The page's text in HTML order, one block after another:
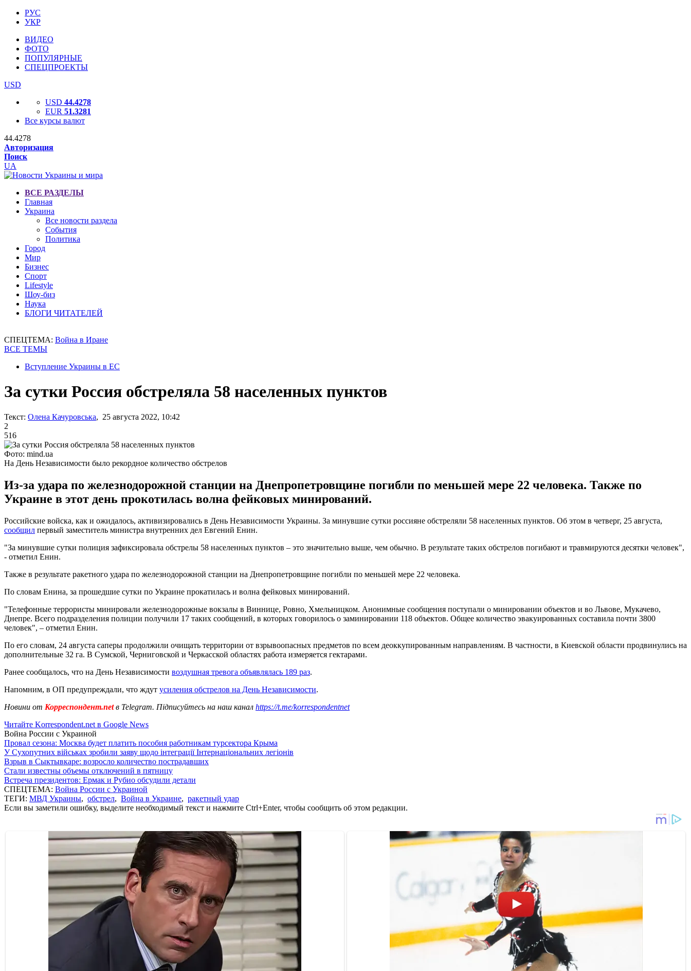
РУС
УКР
ВИДЕО
ФОТО
ПОПУЛЯРНЫЕ
СПЕЦПРОЕКТЫ
USD
USD 44.4278
EUR 51.3281
Все курсы валют
44.4278
Авторизация
Поиск
UA
ВСЕ РАЗДЕЛЫ
Главная
Украина
Все новости раздела
События
Политика
Город
Мир
Бизнес
Спорт
Lifestyle
Шоу-биз
Наука
БЛОГИ ЧИТАТЕЛЕЙ
СПЕЦТЕМА: Война в Иране
ВСЕ ТЕМЫ
Вступление Украины в ЕС
За сутки Россия обстреляла 58 населенных пунктов
Текст: Олена Качуровська, 25 августа 2022, 10:42
2
516
Фото: mind.ua
На День Независимости было рекордное количество обстрелов
Из-за удара по железнодорожной станции на Днепропетровщине погибли по меньшей мере 22 человека. Также по
Украине в этот день прокотилась волна фейковых минирований.
Российские войска, как и ожидалось, активизировались в День Независимости Украины. За минувшие сутки россияне обстреляли 58 населенных пунктов. Об этом в четверг, 25 августа,
сообщил первый заместитель министра внутренних дел Евгений Енин.
"За минувшие сутки полиция зафиксировала обстрелы 58 населенных пунктов – это значительно выше, чем обычно. В результате таких обстрелов погибают и травмируются десятки человек",
- отметил Енин.
Также в результате ракетного удара по железнодорожной станции на Днепропетровщине погибли по меньшей мере 22 человека.
По словам Енина, за прошедшие сутки по Украине прокатилась и волна фейковых минирований.
"Телефонные террористы минировали железнодорожные вокзалы в Виннице, Ровно, Хмельницком. Анонимные сообщения поступали о минировании объектов и во Львове, Мукачево,
Днепре. Всего подразделения полиции получили 17 таких сообщений, в которых говорилось о заминировании 118 объектов. Общее количество эвакуированных составила почти 3800
человек", – отметил Енин.
По его словам, 24 августа саперы продолжили очищать территории от взрывоопасных предметов по всем деоккупированным направлениям. В частности, в Киевской области продвинулись на
дополнительные 32 га. В Сумской, Черниговской и Черкасской областях работа измеряется гектарами.
Ранее сообщалось, что на День Независимости воздушная тревога объявлялась 189 раз.
Напомним, в ОП предупреждали, что ждут усиления обстрелов на День Независимости.
Новини от Корреспондент.netв Telegram. Підписуйтесь на наш канал https://t.me/korrespondentnet
Читайте Korrespondent.net в Google News
Война России с Украиной
Провал сезона: Москва будет платить пособия работникам турсектора Крыма
У Сухопутних військах зробили заяву щодо інтеграції Інтернаціональних легіонів
Взрыв в Сыктывкаре: возросло количество пострадавших
Стали известны объемы отключений в пятницу
Встреча президентов: Ермак и Рубио обсудили детали
СПЕЦТЕМА: Война России с Украиной
ТЕГИ: МВД Украины, обстрел, Война в Украине, ракетный удар
Если вы заметили ошибку, выделите необходимый текст и нажмите Ctrl+Enter, чтобы сообщить об этом редакции.